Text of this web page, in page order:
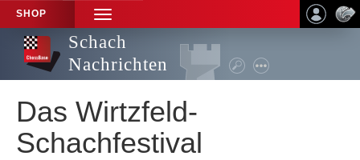
SHOP
TOGGLE
NAVIGATION
Schach
Nachrichten
Das Wirtzfeld-
Schachfestival